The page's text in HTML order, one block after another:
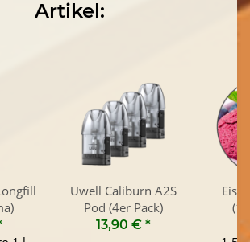
Artikel:
Uwell Caliburn A2S
Pod (4er Pack)
13,90 € *